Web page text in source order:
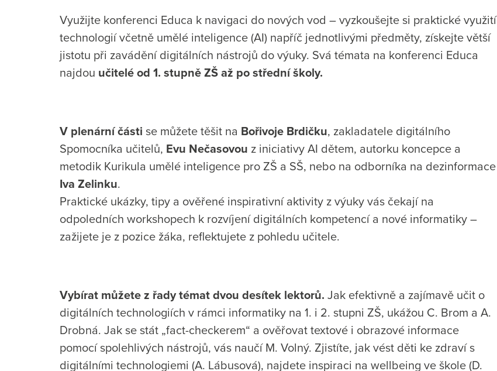
Využijte konferenci Educa k navigaci do nových vod – vyzkoušejte si praktické využití
technologií včetně umělé inteligence (AI) napříč jednotlivými předměty, získejte větší
jistotu při zavádění digitálních nástrojů do výuky. Svá témata na konferenci Educa
najdou učitelé od 1. stupně ZŠ až po střední školy.
V plenární části se můžete těšit na Bořivoje Brdičku, zakladatele digitálního
Spomocníka učitelů, Evu Nečasovou z iniciativy AI dětem, autorku koncepce a
metodik Kurikula umělé inteligence pro ZŠ a SŠ, nebo na odborníka na dezinformace
Iva Zelinku.
Praktické ukázky, tipy a ověřené inspirativní aktivity z výuky vás čekají na
odpoledních workshopech k rozvíjení digitálních kompetencí a nové informatiky –
zažijete je z pozice žáka, reflektujete z pohledu učitele.
Vybírat můžete z řady témat dvou desítek lektorů. Jak efektivně a zajímavě učit o
digitálních technologiích v rámci informatiky na 1. i 2. stupni ZŠ, ukážou C. Brom a A.
Drobná. Jak se stát „fact-checkerem“ a ověřovat textové i obrazové informace
pomocí spolehlivých nástrojů, vás naučí M. Volný. Zjistíte, jak vést děti ke zdraví s
digitálními technologiemi (A. Lábusová), najdete inspiraci na wellbeing ve škole (D.